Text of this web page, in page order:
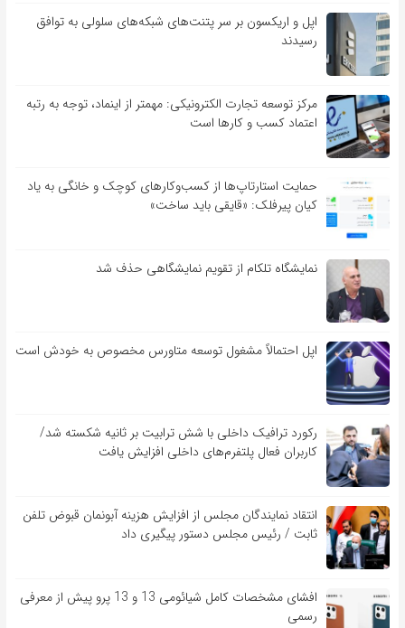
اپل و اریکسون بر سر پتنت‌های شبکه‌های سلولی به توافق
رسیدند
مرکز توسعه تجارت الکترونیکی: مهمتر از اینماد، توجه به رتبه
اعتماد کسب و کارها است
حمایت استارتاپ‌ها از کسب‌وکارهای کوچک و خانگی به یاد
کیان پیرفلک: «قایقی باید ساخت»
نمایشگاه تلکام از تقویم نمایشگاهی حذف شد
اپل احتمالاً مشغول توسعه متاورس مخصوص به خودش است
رکورد ترافیک داخلی با شش ترابیت بر ثانیه شکسته شد/
کاربران فعال پلتفرم‌های داخلی افزایش یافت
انتقاد نمایندگان مجلس از افزایش هزینه آبونمان قبوض تلفن
ثابت / رئیس مجلس دستور پیگیری داد
افشای مشخصات کامل شیائومی 13 و 13 پرو پیش از معرفی
رسمی